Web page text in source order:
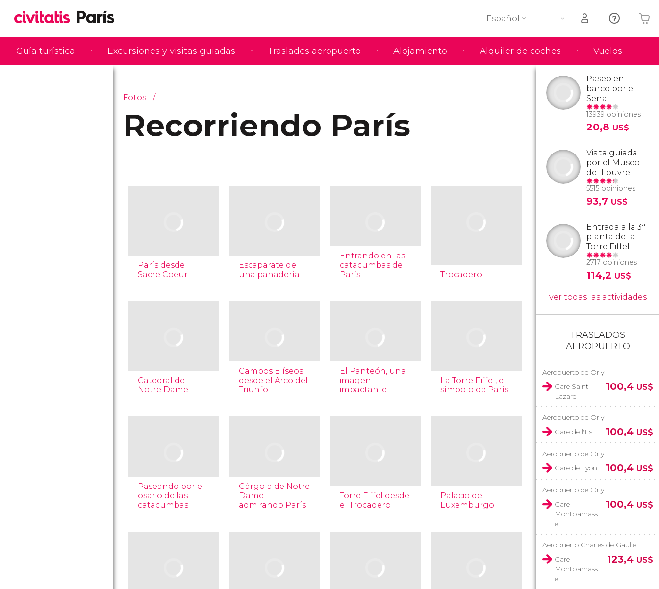
Guía turística Excursiones y visitas guiadas Traslados aeropuerto Alojamiento Alquiler de coches Vuelos
Español
Tu carrito está vacío
Fotos
Recorriendo París
París desde
Sacre Coeur
Escaparate de
una panadería
Entrando en las
catacumbas de
París
Trocadero
Catedral de
Notre Dame
Campos Elíseos
desde el Arco del
Triunfo
El Panteón, una
imagen
impactante
La Torre Eiffel, el
símbolo de París
Paseando por el
osario de las
catacumbas
Gárgola de Notre
Dame
admirando París
Torre Eiffel desde
el Trocadero
Palacio de
Luxemburgo
Paseo en
barco por el
Sena
13939 opiniones
20,8 US$
Visita guiada
por el Museo
del Louvre
5515 opiniones
93,7 US$
Entrada a la 3ª
planta de la
Torre Eiffel
2717 opiniones
114,2 US$
ver todas las actividades
TRASLADOS
AEROPUERTO
Aeropuerto de Orly
Gare Saint
Lazare
100,4 US$
Aeropuerto de Orly
Gare de l'Est
100,4 US$
Aeropuerto de Orly
Gare de Lyon
100,4 US$
Aeropuerto de Orly
Gare
Montparnass
e
100,4 US$
Aeropuerto Charles de Gaulle
Gare
Montparnass
e
123,4 US$